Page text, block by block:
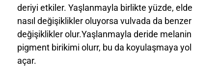
deriyi etkiler. Yaşlanmayla birlikte yüzde, elde
nasıl değişiklikler oluyorsa vulvada da benzer
değişiklikler olur.Yaşlanmayla deride melanin
pigment birikimi olurr, bu da koyulaşmaya yol
açar.